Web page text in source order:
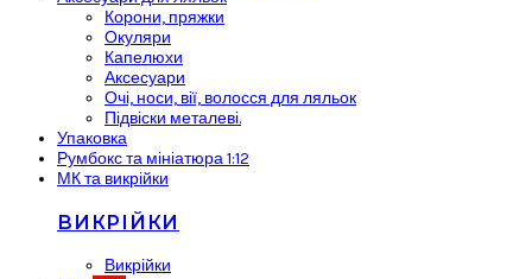
Корони, пряжки
Окуляри
Капелюхи
Аксесуари
Очі, носи, вії, волосся для ляльок
Підвіски металеві.
Упаковка
Румбокс та мініатюра 1:12
МК та викрійки
ВИКРІЙКИ
Викрійки